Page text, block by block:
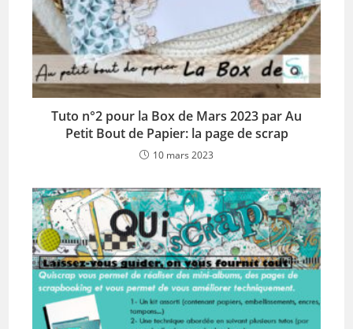
Tuto n°2 pour la Box de Mars 2023 par Au
Petit Bout de Papier: la page de scrap
10 mars 2023